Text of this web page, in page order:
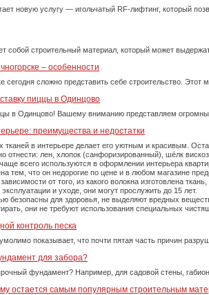
новую услугу — игольчатый RF-лифтинг, который
собой строительный материал, который может
– особенности
сегодня сложно представить себе строительство.
пиццы в Одинцово
в Одинцово! Вашему вниманию представляем
преимущества и недостатки
тканей в интерьере делает его уютным и красивым.
отнести: лен, хлопок (санфоризированный), шёлк
всего используются в оформлении интерьера
тем, что он недорогие по цене и в любом магазине
от того, из какого волокна изготовлена
и уходе, они могут прослужить до 15 лет.
безопасны для здоровья, не выделяют вредных
они не требуют использования специальных
контроль песка
показывает, что почти пятая часть причин
для забора?
фундамент? Например, для садовой стены,
остается самым популярным строительным